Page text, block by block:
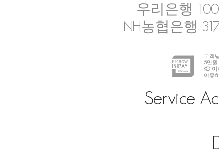
우리은행
NH농협은행
고객
5만원
KG 이
이용
Service